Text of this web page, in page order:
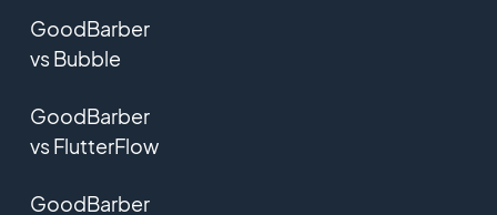
GoodBarber
vs Bubble
GoodBarber
vs FlutterFlow
GoodBarber